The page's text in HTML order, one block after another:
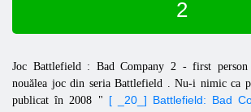
2
Joc Battlefield : BadCompany 2 - first person
nouălea joc din seria Battlefield . Nu-i nimic ca p
publicat în 2008 " [ _20_] Battlefield: Bad